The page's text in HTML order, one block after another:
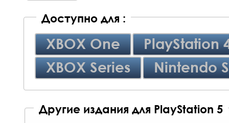
Доступно для :
XBOX One
PlayStation
XBOX Series
Nintendo
Другие издания для PlayStation 5